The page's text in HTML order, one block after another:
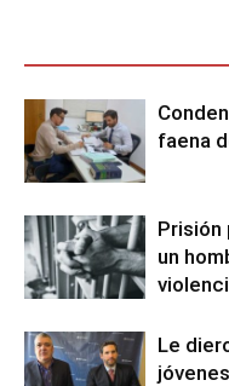
faena
Prisión
un
Le